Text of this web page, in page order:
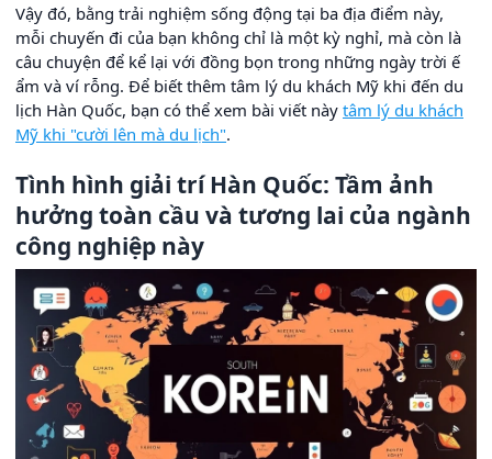
Vậy đó, bằng trải nghiệm sống động tại ba địa điểm này,
mỗi chuyến đi của bạn không chỉ là một kỳ nghỉ, mà còn là
câu chuyện để kể lại với đồng bọn trong những ngày trời ế
ẩm và ví rỗng. Để biết thêm tâm lý du khách Mỹ khi đến du
lịch Hàn Quốc, bạn có thể xem bài viết này tâm lý du khách
Mỹ khi "cười lên mà du lịch".
Tình hình giải trí Hàn Quốc: Tầm ảnh
hưởng toàn cầu và tương lai của ngành
công nghiệp này